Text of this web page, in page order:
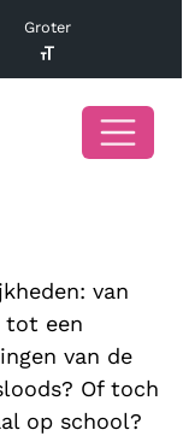
Groter
van
tot een
van de
Of toch
op school?